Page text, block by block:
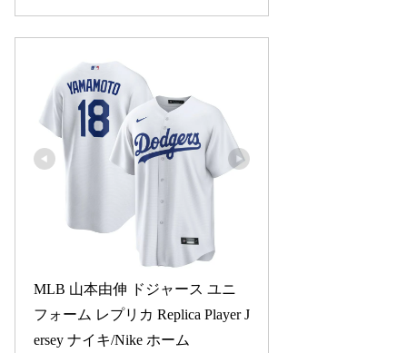
MLB 山本由伸 ドジャース ユニ
フォーム レプリカ Replica Player J
ersey ナイキ/Nike ホーム